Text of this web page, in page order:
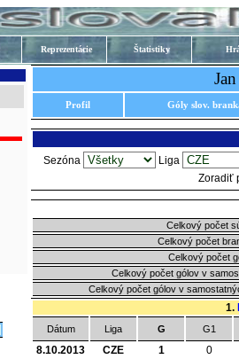
Reprezentácie Štatistiky
Profil Góly slov.
Sezóna
Liga
Zoradiť
Celkový počet
Celkový počet
Celkový počet
Celkový počet gólov v
Celkový počet gólov v
1.
Dátum Liga G G1
8.10.2013 CZE 1 0